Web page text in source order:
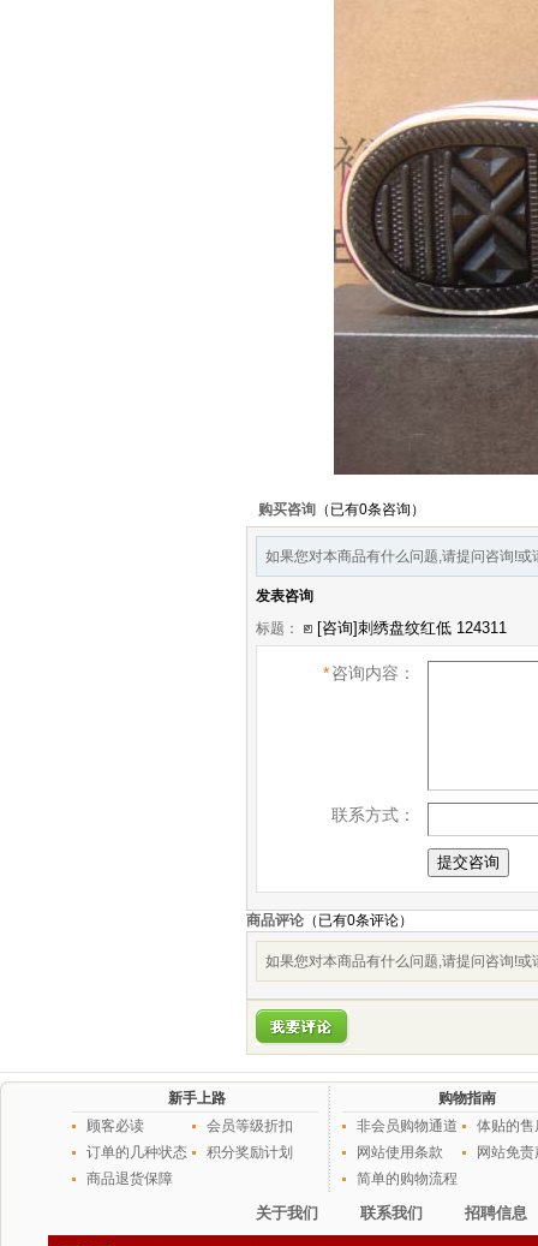
购买咨询 （已有0条咨询）
如果您对本商品有什么问题,请提问咨询!
发表咨询
标题：
*咨询内容：
联系方式：
商品评论 （已有0条评论）
如果您对本商品有什么问题,请提问咨询!
新手上路
顾客必读
会员等级折扣
订单的几种状态
积分奖励计划
商品退货保障
购物指南
非会员购物通道
体贴的售
网站使用条款
网站免
简单的购物流程
关于我们 联系我们 招聘信息